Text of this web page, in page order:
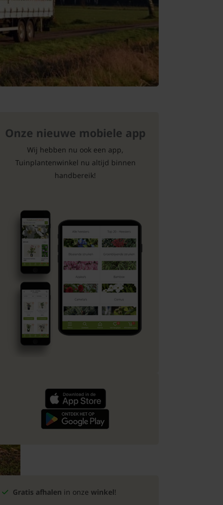
Onze nieuwe mobiele app
Wij hebben nu ook een app,
Tuinplantenwinkel nu altijd binnen
handbereik!
Gratis afhalen in onze winkel!